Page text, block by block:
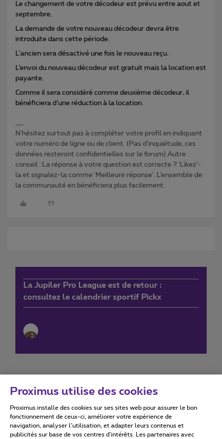
Le changement de votre décodeur est prévu entre aout et
septembre.
La demande de votre nouveau décodeur devra être
introduite dans cette période.
L’ancien sera désactivé une fois le nouveau reçu.
L’envoi du nouveau décodeur est gratuit mais la location est
payante.
Comme il sera considéré comme deuxième décodeur, il
bénéficiera d’une réduction à la location.
N'hésitez surtout pas à compléter votre profil en indiquant
votre numéro de ligne ou de client. (Pas d'inquiétude, ces
données resteront confidentielles sur le forum) Autre
conseil : La réponse à votre question est correcte ? ‘Likez’-
la et signalez-la comme ‘Meilleure réponse’. L’ensemble de
la communauté en bénéficiera plus facilement.
La Jupiler Pro League est de retour :
consultez le calendrier sportif Pickx
Conditions d'utilisation Accessibility statement
Proximus utilise des cookies
Proximus installe des cookies sur ses sites web pour assurer le bon
fonctionnement de ceux-ci, améliorer votre expérience de
navigation, analyser l’utilisation, et adapter leurs contenus et
publicités sur base de vos centres d’intérêts. Les partenaires avec